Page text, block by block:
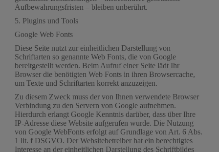
Aufbewahrungsfristen – bleiben unberührt.
5. Plugins und Tools
Google Web Fonts
Diese Seite nutzt zur einheitlichen Darstellung von
Schriftarten so genannte Web Fonts, die von Google
bereitgestellt werden. Beim Aufruf einer Seite lädt Ihr
Browser die benötigten Web Fonts in ihren Browsercache,
um Texte und Schriftarten korrekt anzuzeigen.
Zu diesem Zweck muss der von Ihnen verwendete Browser
Verbindung zu den Servern von Google aufnehmen.
Hierdurch erlangt Google Kenntnis darüber, dass über Ihre
IP-Adresse diese Website aufgerufen wurde. Die Nutzung
von Google WebFonts erfolgt auf Grundlage von Art. 6 Abs.
1 lit. f DSGVO. Der Websitebetreiber hat ein berechtigtes
Interesse an der einheitlichen Darstellung des Schriftbildes